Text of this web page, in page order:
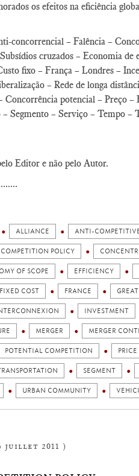
os efeitos na eficiência
concorrencial – Falência –
cruzados – Economia de
fixo – França – Londres –
– Rede de longa
potencial – Preço –
Segmento – Serviço – Tempo –
Editor e não pelo Autor.
ALLIANCE ANTI-
COMPETITION POLICY
OF SCOPE EFFICIENCY
FIXED COST FRANCE
INVESTMENT
MERGER MERGER
POTENTIAL COMPETITION PRICE
SEGMENT
URBAN COMMUNITY
juillet 2011 )